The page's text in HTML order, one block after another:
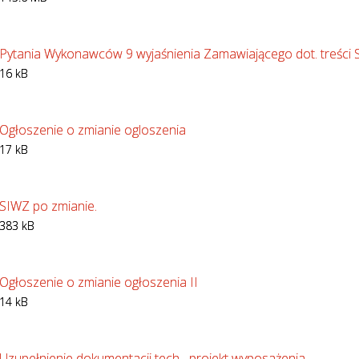
Pytania Wykonawców 9 wyjaśnienia Zamawiającego dot. treści
16 kB
Ogłoszenie o zmianie ogloszenia
17 kB
SIWZ po zmianie.
383 kB
Ogłoszenie o zmianie ogłoszenia II
14 kB